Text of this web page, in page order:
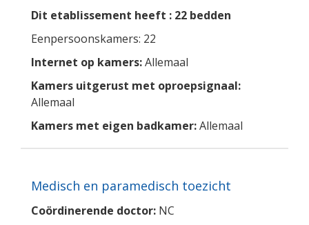
Dit etablissement heeft : 22 bedden
Eenpersoonskamers: 22
Internet op kamers:Allemaal
Kamers uitgerust met oproepsignaal:
Allemaal
Kamers met eigen badkamer:Allemaal
Medisch en paramedisch toezicht
Coördinerende doctor: NC